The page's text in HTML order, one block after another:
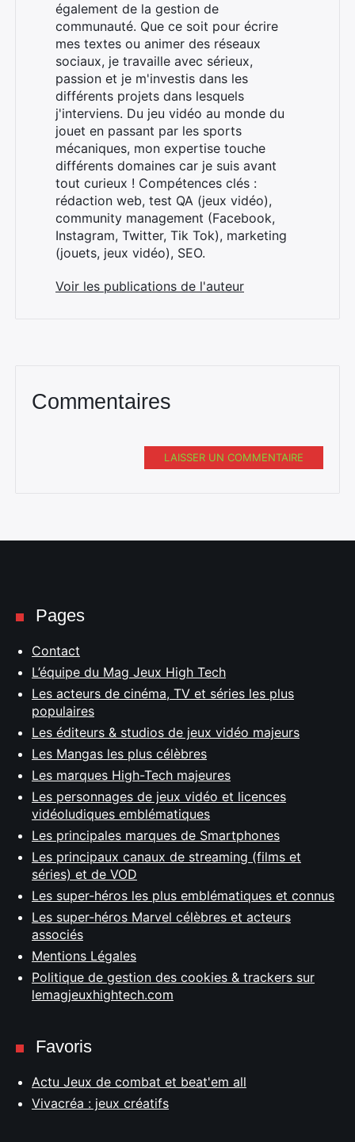
également de la gestion de
communauté. Que ce soit pour écrire
mes textes ou animer des réseaux
sociaux, je travaille avec sérieux,
passion et je m'investis dans les
différents projets dans lesquels
j'interviens. Du jeu vidéo au monde du
jouet en passant par les sports
mécaniques, mon expertise touche
différents domaines car je suis avant
tout curieux ! Compétences clés :
rédaction web, test QA (jeux vidéo),
community management (Facebook,
Instagram, Twitter, Tik Tok), marketing
(jouets, jeux vidéo), SEO.
Voir les publications de l'auteur
Commentaires
LAISSER UN COMMENTAIRE
Pages
Contact
L’équipe du Mag Jeux High Tech
Les acteurs de cinéma, TV et séries les plus
populaires
Les éditeurs & studios de jeux vidéo majeurs
Les Mangas les plus célèbres
Les marques High-Tech majeures
Les personnages de jeux vidéo et licences
vidéoludiques emblématiques
Les principales marques de Smartphones
Les principaux canaux de streaming (films et
séries) et de VOD
Les super-héros les plus emblématiques et connus
Les super-héros Marvel célèbres et acteurs
associés
Mentions Légales
Politique de gestion des cookies & trackers sur
lemagjeuxhightech.com
Favoris
Actu Jeux de combat et beat'em all
Vivacréa : jeux créatifs
Rechercher